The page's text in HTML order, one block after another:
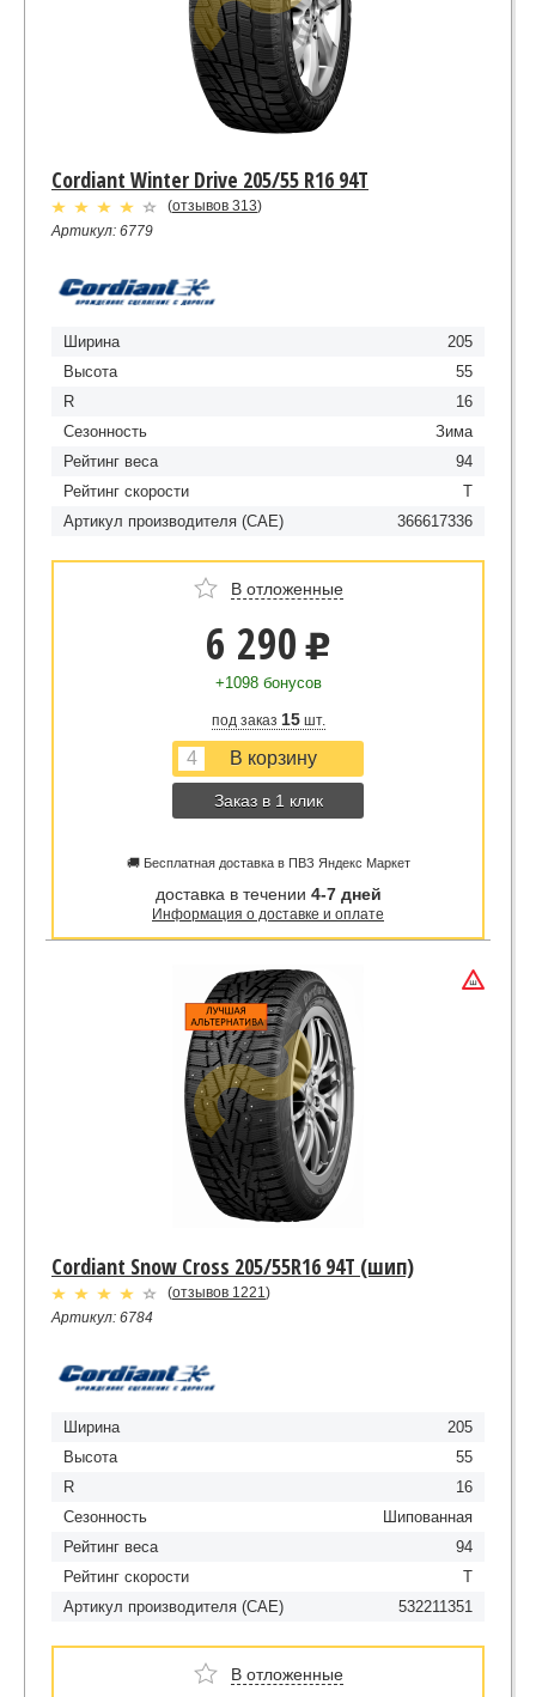
Cordiant Winter Drive 205/55 R16 94T
(отзывов 313)
Артикул: 6779
Ширина
205
Высота
55
R
16
Сезонность
Зима
Рейтинг веса
94
Рейтинг скорости
T
Артикул производителя (CAE)
366617336
В отложенные
6 290 u
+1098 бонусов
под заказ 15шт.
Заказ в 1 клик
🚚 Бесплатная доставка в ПВЗ Яндекс Маркет
доставка в течении 4-7 дней
Информация о доставке и оплате
Cordiant Snow Cross 205/55R16 94Т (шип)
(отзывов 1221 )
Артикул: 6784
Ширина
205
Высота
55
R
16
Сезонность
Шипованная
Рейтинг веса
94
Рейтинг скорости
Т
Артикул производителя (CAE)
532211351
В отложенные